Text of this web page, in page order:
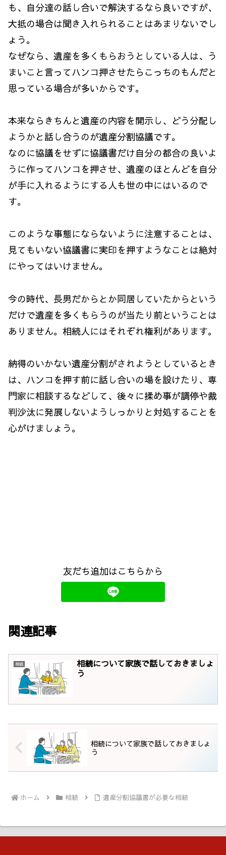
も、自分達の話し合いで解決するなら良いですが、
大抵の場合は聞き入れられることはあまりないでし
ょう。
なぜなら、遺産を多くもらおうとしている人は、う
まいこと言ってハンコ押させたらこっちのもんだと
思っている場合が多いからです。
本来ならきちんと遺産の内容を開示し、どう分配し
ようかと話し合うのが遺産分割協議です。
なのに協議をせずに協議書だけ自分の都合の良いよ
うに作ってハンコを押させ、遺産のほとんどを自分
が手に入れるようにする人も世の中にはいるので
す。
このような事態にならないように注意することは、
見てもいない協議書に実印を押すようなことは絶対
にやってはいけません。
今の時代、長男だからとか同居していたからという
だけで遺産を多くもらうのが当たり前ということは
ありません。相続人にはそれぞれ権利があります。
納得のいかない遺産分割がされようとしているとき
は、ハンコを押す前に話し合いの場を設けたり、専
門家に相談するなどして、後々に揉め事が調停や裁
判沙汰に発展しないようしっかりと対処することを
心がけましょう。
友だち追加はこちらから
関連記事
相続
相続について家族で話しておきましょ
う
相続について家族で話しておきましょ
う
ホーム 相続 遺産分割協議書が必要な相続